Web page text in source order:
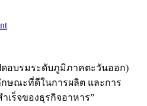
ดอบรมระดับภูมิภาคตะวันออก)
ษณะที่ดีในการผลิต และการ
ร็จของธุรกิจอาหาร”